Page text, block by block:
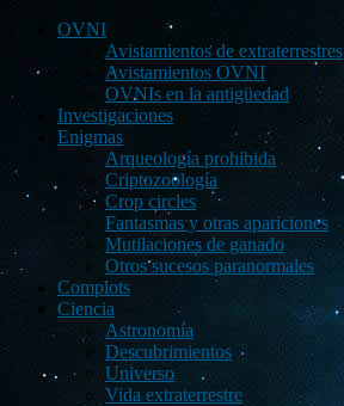
OVNI
Avistamientos de extraterrestres
Avistamientos OVNI
OVNIs en la antigüedad
Investigaciones
Enigmas
Arqueología prohibida
Criptozoología
Crop circles
Fantasmas y otras apariciones
Mutilaciones de ganado
Otros sucesos paranormales
Complots
Ciencia
Astronomía
Descubrimientos
Universo
Vida extraterrestre